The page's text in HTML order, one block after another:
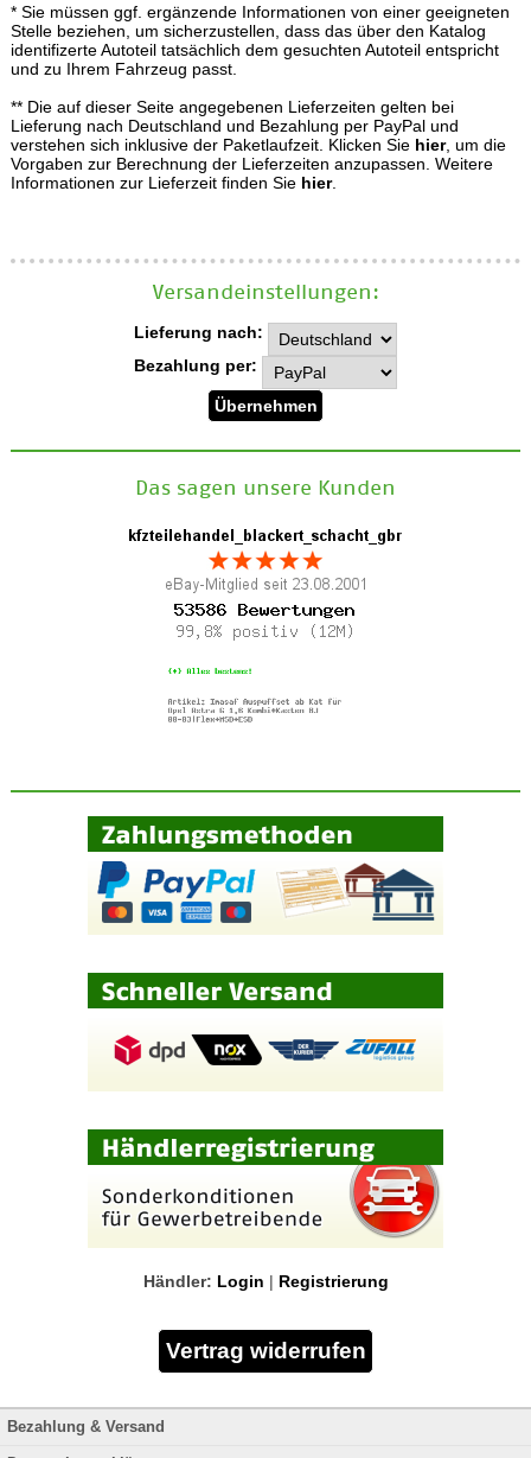
* Sie müssen ggf. ergänzende Informationen von einer geeigneten
Stelle beziehen, um sicherzustellen, dass das über den Katalog
identifizerte Autoteil tatsächlich dem gesuchten Autoteil entspricht
und zu Ihrem Fahrzeug passt.
** Die auf dieser Seite angegebenen Lieferzeiten gelten bei
Lieferung nach Deutschland und Bezahlung per PayPal und
verstehen sich inklusive der Paketlaufzeit. Klicken Sie hier, um die
Vorgaben zur Berechnung der Lieferzeiten anzupassen. Weitere
Informationen zur Lieferzeit finden Sie hier.
Versand­einstellungen:
Lieferung nach:
Bezahlung per:
Das sagen unsere Kunden
Händler: Login | Registrierung
Bezahlung & Versand